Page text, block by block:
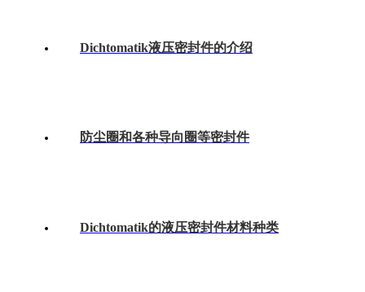
Dichtomatik液压密封件的介绍
防尘圈和各种导向圈等密封件
Dichtomatik的液压密封件材料种类